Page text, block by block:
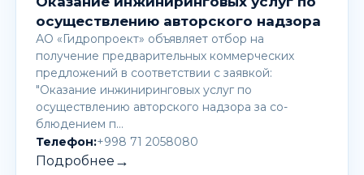
осуществлению авторского надзора
АО «Гидропроект» объявляет отбор на
получение предварительных коммерческих
предложений в соответствии с заявкой:
"Оказание инжиниринговых услуг по
осуществлению авторского надзора за со-
блюдением п…
Телефон:+998 71 2058080
Подробнее →